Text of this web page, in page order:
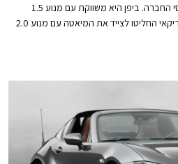
להפליא שעליה עמלו רבות מהנדסי החברה. ביפן היא משווקת עם מנוע 1.5
ליטר אטמוספרי ועבור השוק האמריקאי החליטו לצייד את המיאטה עם מנוע 2.0
ברכב.